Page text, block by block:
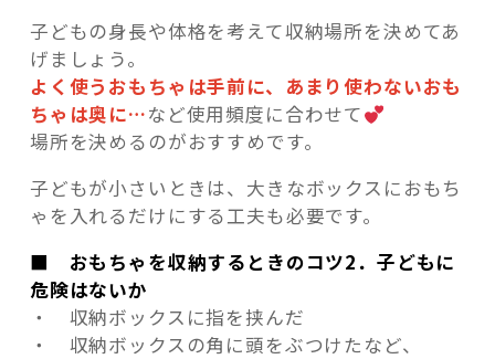
子どもの身長や体格を考えて収納場所を決めてあ
げましょう。
よく使うおもちゃは手前に、あまり使わないおも
ちゃは奥に…など使用頻度に合わせて
場所を決めるのがおすすめです。
子どもが小さいときは、大きなボックスにおもち
ゃを入れるだけにする工夫も必要です。
■ おもちゃを収納するときのコツ2．子どもに
危険はないか
・ 収納ボックスに指を挟んだ
・ 収納ボックスの角に頭をぶつけたなど、